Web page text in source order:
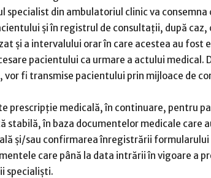
specialist din ambulatoriul clinic va
și în registrul de consultații, după caz,
și a intervalului orar în care acestea au fost
pacientului ca urmare a actului medical.
vor fi transmise pacientului prin mijloace de
prescripție medicală, în continuare, pentru
stabilă, în baza documentelor medicale care
și/sau confirmarea înregistrării formularului
care până la data intrării în vigoare a
specialişti.